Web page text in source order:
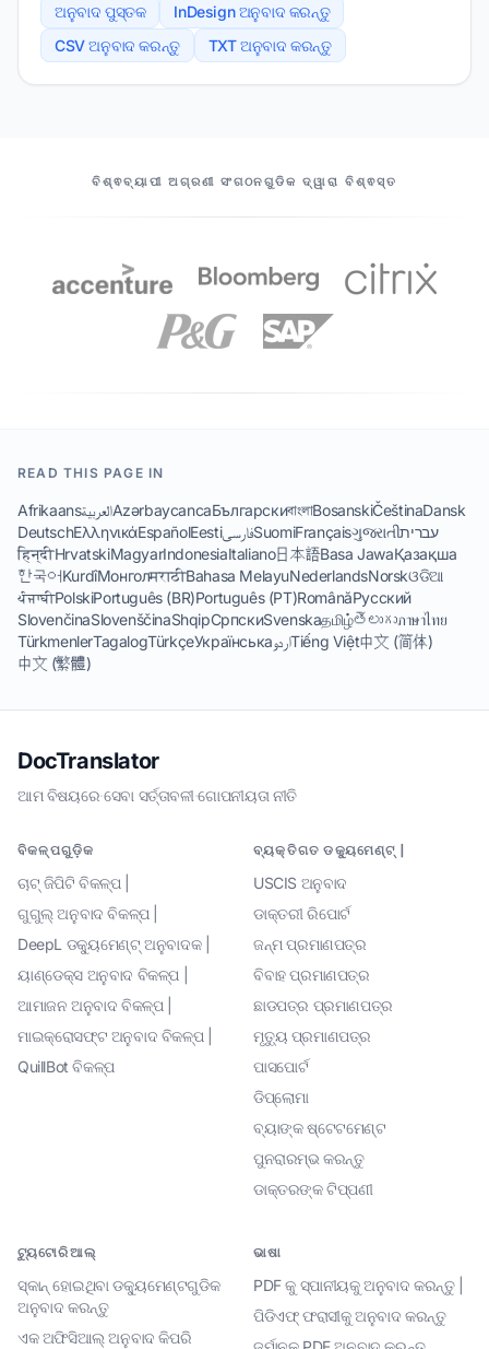
ଅନୁବାଦ ପୁସ୍ତକ
InDesign ଅନୁବାଦ କରନ୍ତୁ
CSV ଅନୁବାଦ କରନ୍ତୁ
TXT ଅନୁବାଦ କରନ୍ତୁ
ଆମର ସହଭାଗୀମାନେବିଶ୍ଵବ୍ୟାପୀ ଅଗ୍ରଣୀ ସଂଗଠନଗୁଡିକ ଦ୍ୱାରା ବିଶ୍ଵସ୍ତ
READ THIS PAGE IN
AfrikaansالعربيةAzərbaycancaБългарскиবাংলাBosanskiČeštinaDansk
DeutschΕλληνικάEspañolEestiفارسیSuomiFrançaisગુજરાતીעברית
हिन्दीHrvatskiMagyarIndonesiaItaliano日本語Basa JawaҚазақша
한국어KurdîМонголमराठीBahasa MelayuNederlandsNorskଓଡିଆ
ਪੰਜਾਬੀPolskiPortuguês (BR)Português (PT)RomânăРусский
SlovenčinaSlovenščinaShqipСрпскиSvenskaதமிழ்తెలుగుภาษาไทย
TürkmenlerTagalogTürkçeУкраїнськаاردوTiếng Việt中文 (简体)
中文 (繁體)
DocTranslator
ଆମ ବିଷୟରେ·ସେବା ସର୍ତ୍ତାବଳୀ·ଗୋପନୀୟତା ନୀତି
ବିକଳ୍ପଗୁଡ଼ିକ
ଚାଟ୍ ଜିପିଟି ବିକଳ୍ପ |
ଗୁଗୁଲ୍ ଅନୁବାଦ ବିକଳ୍ପ |
DeepL ଡକ୍ୟୁମେଣ୍ଟ୍ ଅନୁବାଦକ |
ୟାଣ୍ଡେକ୍ସ ଅନୁବାଦ ବିକଳ୍ପ |
ଆମାଜନ ଅନୁବାଦ ବିକଳ୍ପ |
ମାଇକ୍ରୋସଫ୍ଟ ଅନୁବାଦ ବିକଳ୍ପ |
QuillBot ବିକଳ୍ପ
ବ୍ୟକ୍ତିଗତ ଡକ୍ୟୁମେଣ୍ଟ୍ |
USCIS ଅନୁବାଦ
ଡାକ୍ତରୀ ରିପୋର୍ଟ
ଜନ୍ମ ପ୍ରମାଣପତ୍ର
ବିବାହ ପ୍ରମାଣପତ୍ର
ଛାଡପତ୍ର ପ୍ରମାଣପତ୍ର
ମୃତ୍ୟୁ ପ୍ରମାଣପତ୍ର
ପାସପୋର୍ଟ
ଡିପ୍ଲୋମା
ବ୍ୟାଙ୍କ ଷ୍ଟେଟମେଣ୍ଟ
ପୁନରାରମ୍ଭ କରନ୍ତୁ
ଡାକ୍ତରଙ୍କ ଟିପ୍ପଣୀ
ଟ୍ୟୁଟୋରିଆଲ୍
ସ୍କାନ୍ ହୋଇଥିବା ଡକ୍ୟୁମେଣ୍ଟଗୁଡିକ
ଅନୁବାଦ କରନ୍ତୁ
ଏକ ଅଫିସିଆଲ୍ ଅନୁବାଦ କିପରି
ଭାଷା
PDF କୁ ସ୍ପାନୀୟକୁ ଅନୁବାଦ କରନ୍ତୁ |
ପିଡିଏଫ୍ ଫରାସୀକୁ ଅନୁବାଦ କରନ୍ତୁ